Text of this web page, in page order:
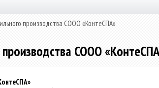
производства СООО «КонтеСПА»
СООО